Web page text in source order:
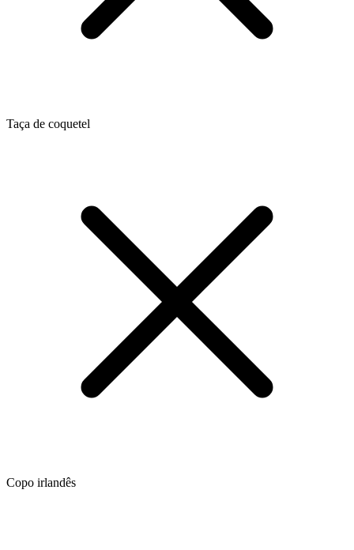
Taça de coquetel
Copo irlandês